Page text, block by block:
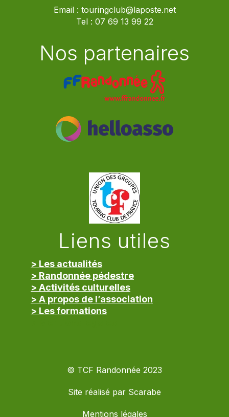
Email : touringclub@laposte.net
Tel : 07 69 13 99 22
Nos partenaires
Liens utiles
> Les actualités
> Randonnée pédestre
> Activités culturelles
> A propos de l’association
> Les formations
© TCF Randonnée 2023
Site réalisé par Scarabe
Mentions légales